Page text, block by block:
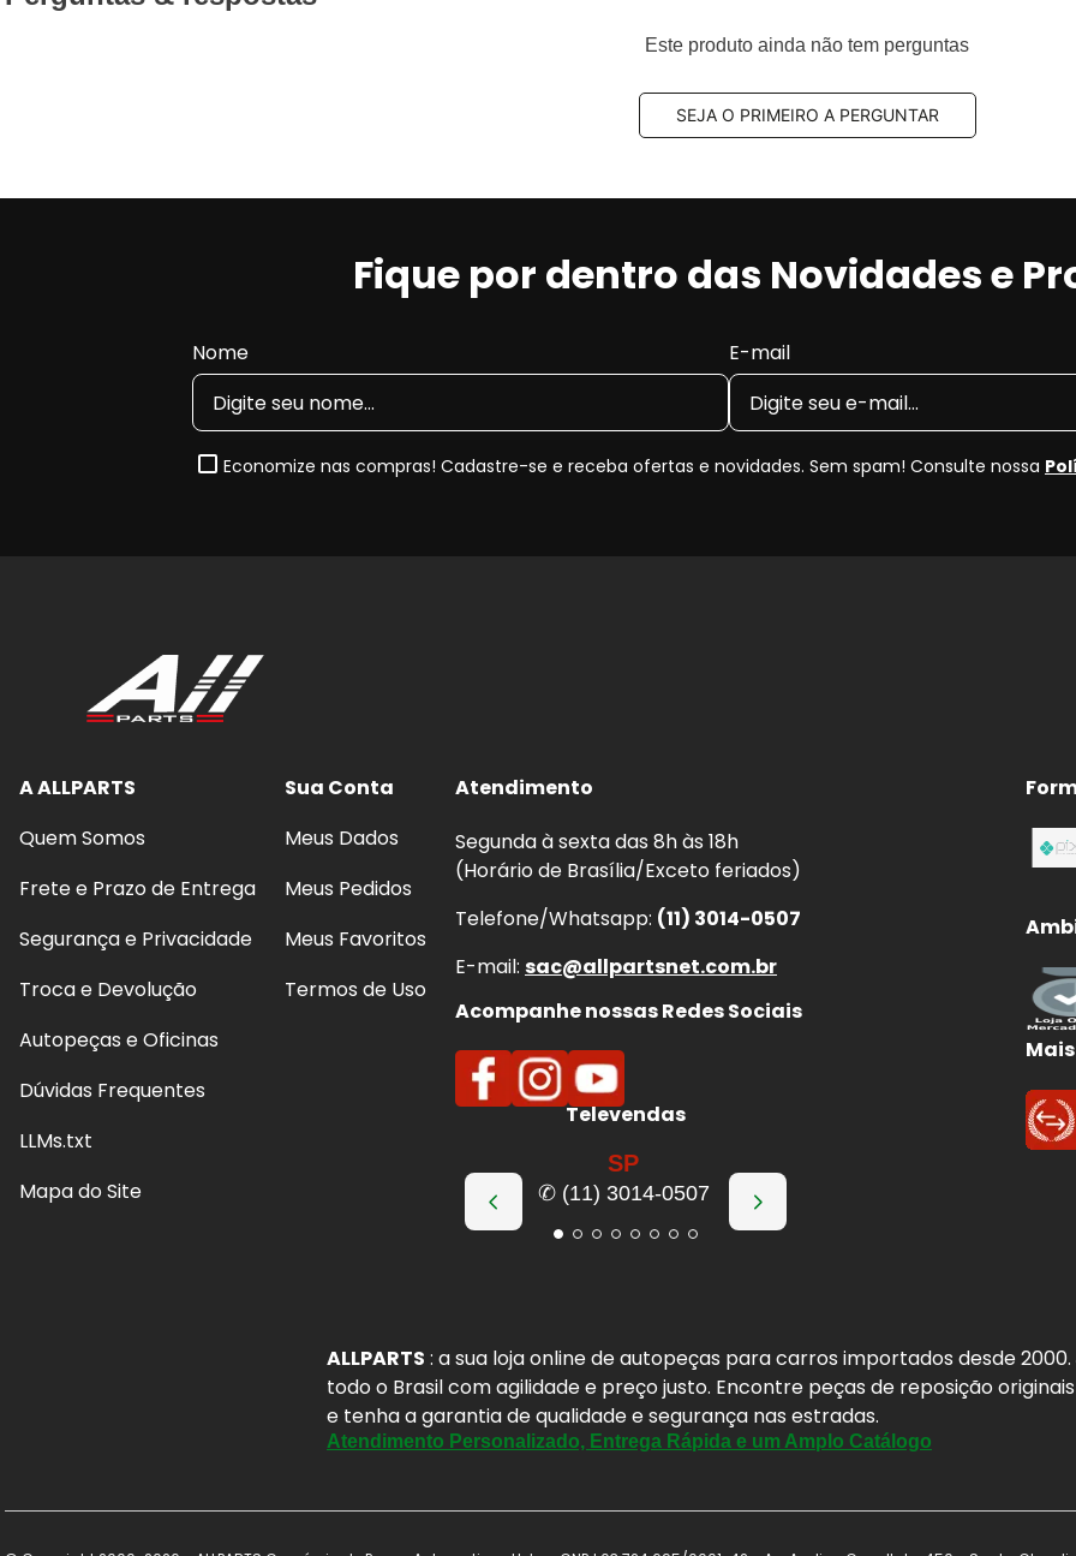
Este produto ainda não tem perguntas
SEJA O PRIMEIRO A PERGUNTAR
Fique por dentro das Novidades e
Nome
E-mail
Economize nas compras! Cadastre-se e receba ofertas e novidades. Sem spam! Consulte nossa
A ALLPARTS
Quem Somos
Frete e Prazo de Entrega
Segurança e Privacidade
Troca e Devolução
Autopeças e Oficinas
Dúvidas Frequentes
LLMs.txt
Mapa do Site
Sua Conta
Meus Dados
Meus Pedidos
Meus Favoritos
Termos de Uso
Atendimento
Segunda à sexta das 8h às 18h
(Horário de Brasília/Exceto feriados)
Telefone/Whatsapp: (11) 3014-0507
E-mail: sac@allpartsnet.com.br
Acompanhe nossas Redes Sociais
Televendas
SP
✆ (11) 3014-0507
ALLPARTS : a sua loja online de autopeças para carros importados desde
todo o Brasil com agilidade e preço justo. Encontre peças de reposição
e tenha a garantia de qualidade e segurança nas estradas.
Atendimento Personalizado, Entrega Rápida e um Amplo Catálogo